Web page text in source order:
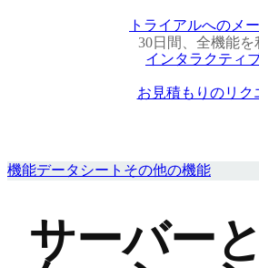
トライアルへのメ
30日間、全機能を
インタラクティ
お見積もりのリク
機能データシート その他の機能
サーバー